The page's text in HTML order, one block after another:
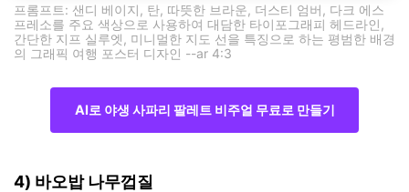
프롬프트: 샌디 베이지, 탄, 따뜻한 브라운, 더스티 엄버, 다크 에스
프레소를 주요 색상으로 사용하여 대담한 타이포그래피 헤드라인,
간단한 지프 실루엣, 미니멀한 지도 선을 특징으로 하는 평범한 배경
의 그래픽 여행 포스터 디자인 --ar 4:3
AI로 야생 사파리 팔레트 비주얼 무료로 만들기
4) 바오밥 나무껍질